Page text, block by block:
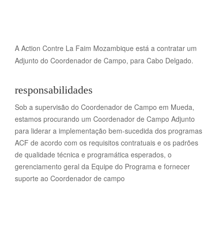
A Action Contre La Faim Mozambique está a contratar um
Adjunto do Coordenador de Campo, para Cabo Delgado.
responsabilidades
Sob a supervisão do Coordenador de Campo em Mueda,
estamos procurando um Coordenador de Campo Adjunto
para liderar a implementação bem-sucedida dos programas
ACF de acordo com os requisitos contratuais e os padrões
de qualidade técnica e programática esperados, o
gerenciamento geral da Equipe do Programa e fornecer
suporte ao Coordenador de campo